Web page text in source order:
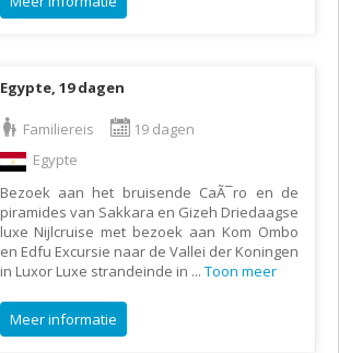
Egypte, 19 dagen
Familiereis
19 dagen
Egypte
Bezoek aan het bruisende CaÃ¯ro en de
piramides van Sakkara en Gizeh Driedaagse
luxe Nijlcruise met bezoek aan Kom Ombo
en Edfu Excursie naar de Vallei der Koningen
in Luxor Luxe strandeinde in ... Toon meer
Meer informatie